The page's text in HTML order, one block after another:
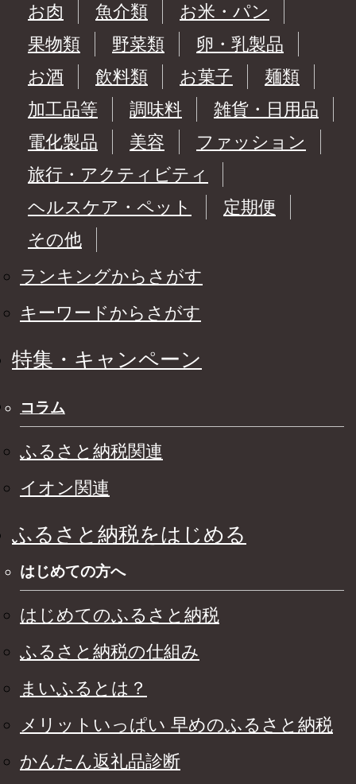
お肉
魚介類
お米・パン
果物類
野菜類
卵・乳製品
お酒
飲料類 お菓子
麺類
加工品等
調味料
雑貨・日用品
電化製品
美容
ファッション
旅行・アクティビティ
ヘルスケア・ペット
定期便
その他
ランキングからさがす
キーワードからさがす
特集・キャンペーン
コラム
ふるさと納税関連
イオン関連
ふるさと納税をはじめる
はじめての方へ
はじめてのふるさと納税
ふるさと納税の仕組み
まいふるとは？
メリットいっぱい 早めのふるさと納税
かんたん返礼品診断